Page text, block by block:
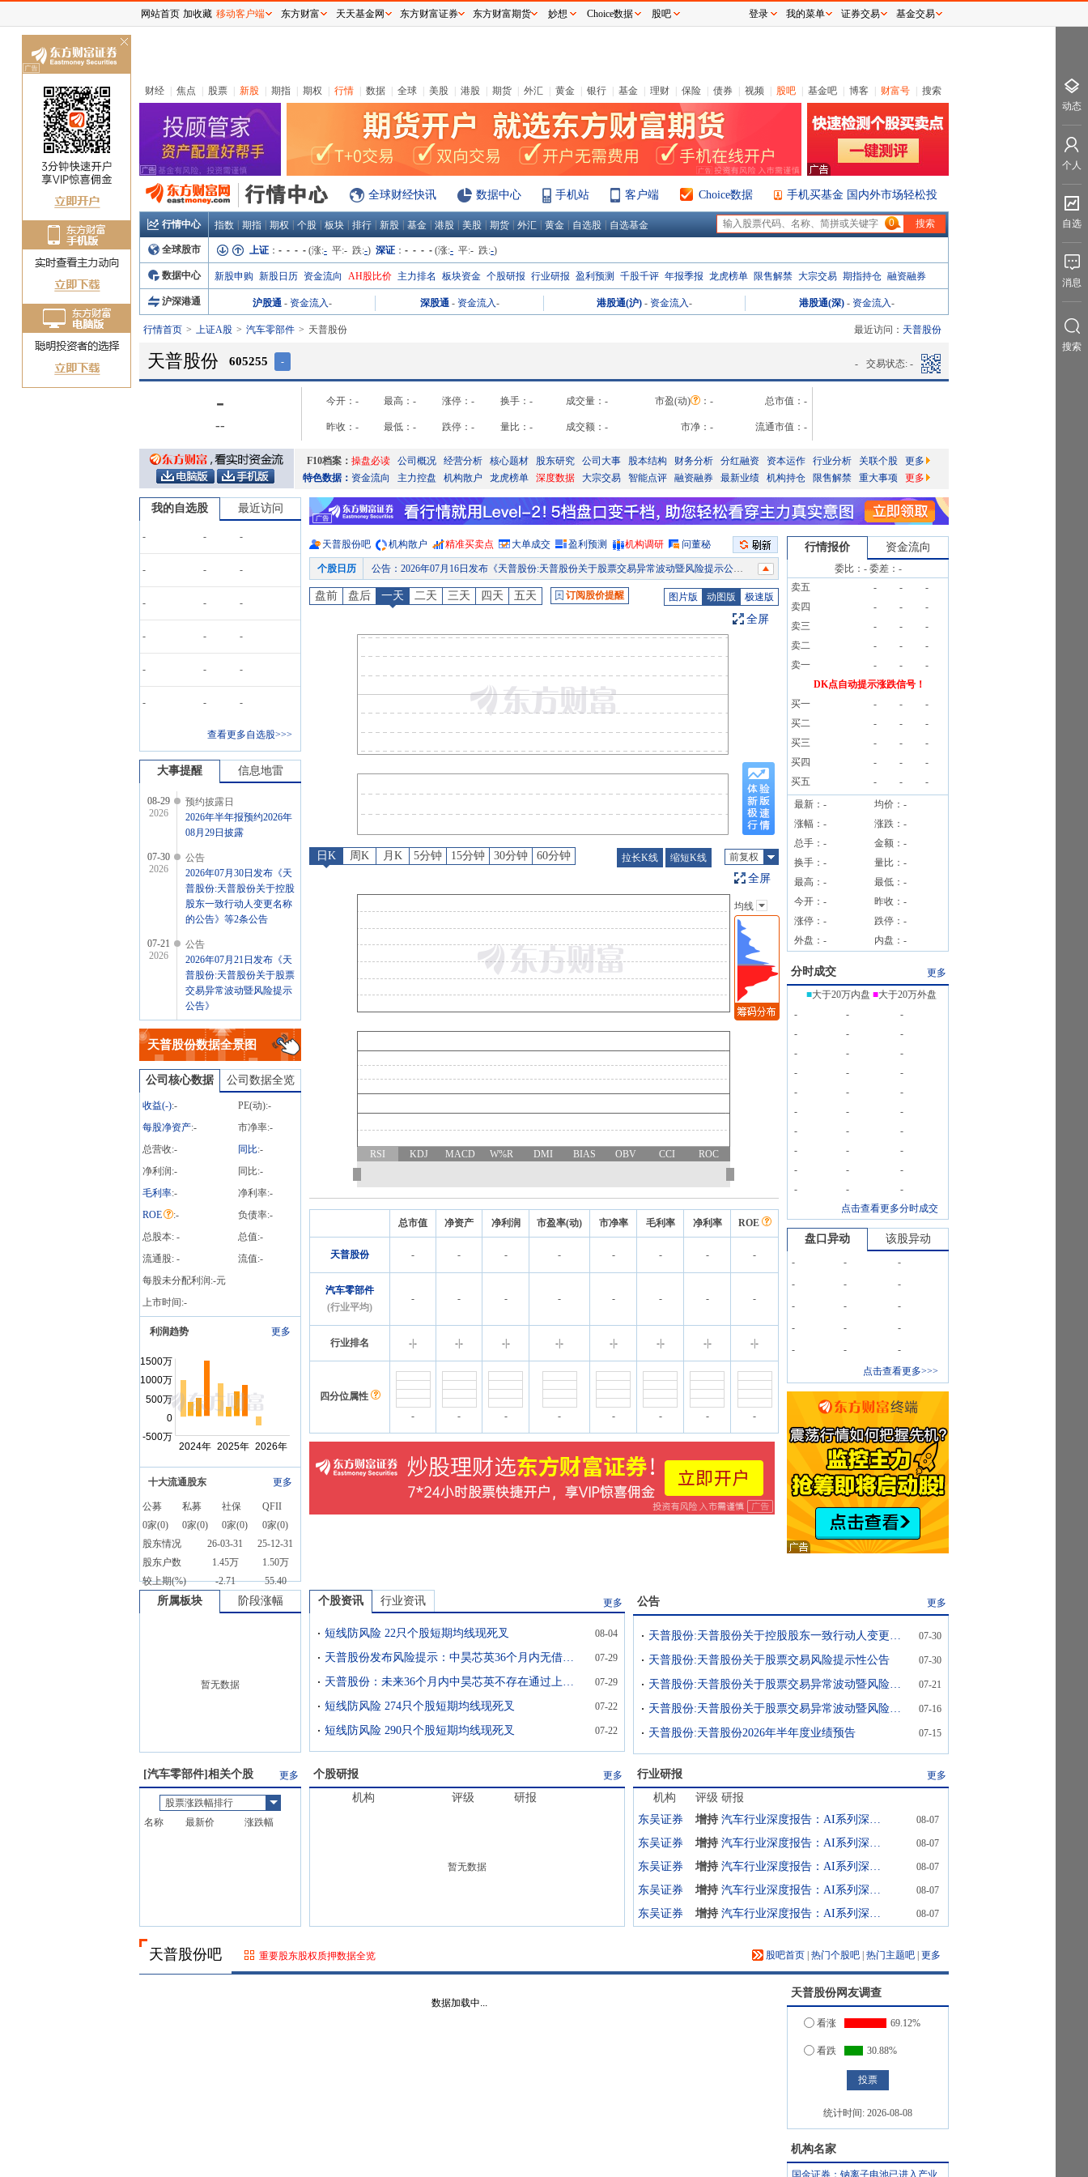
财经 焦点 股票 新股 期指 期权 行情 数据 全球 美股 港股 期货 外汇 黄金 银行 基金 理财 保险 债券 视频 股吧 基金吧 博客 财富号 搜索
全球财经快讯 数据中心 手机站 客户端 Choice数据 手机买基金 国内外市场轻松投
行情中心 指数 期指 期权 个股 板块 排行 新股 基金 港股 美股 期货 外汇 黄金 自选股 自选基金 0
全球股市 上证 ： - - - - (涨:- 平:- 跌:-) 深证 ： - - - - (涨:- 平:- 跌:-)
数据中心 新股申购 新股日历 资金流向 AH股比价 主力排名 板块资金 个股研报 行业研报 盈利预测 千股千评 年报季报 龙虎榜单 限售解禁 大宗交易 期指持仓 融资融券
沪深港通 沪股通 - 资金流入- 深股通 - 资金流入- 港股通(沪) - 资金流入- 港股通(深) - 资金流入-
行情首页 上证A股 汽车零部件 天普股份 最近访问： 天普股份
天普股份 605255 - - 交易状态: -
-
--
今开： - 最高： - 涨停： - 换手： - 成交量： - 市盈(动) ： - 总市值： -
昨收： - 最低： - 跌停： - 量比： - 成交额： - 市净： - 流通市值： -
F10档案： 操盘必读 公司概况 经营分析 核心题材 股东研究 公司大事 股本结构 财务分析 分红融资 资本运作 行业分析 关联个股
更多
特色数据： 资金流向 主力控盘 机构散户 龙虎榜单 深度数据 大宗交易 智能点评 融资融券 最新业绩 机构持仓 限售解禁 重大事项 更多
我的自选股 最近访问
- - -
- - -
- - -
- - -
- - -
- - -
查看更多自选股>>>
大事提醒 信息地雷
08-29
2026
预约披露日
2026年半年报预约2026年
08月29日披露
07-30
2026
公告
2026年07月30日发布《天
普股份:天普股份关于控股
股东一致行动人变更名称
的公告》等2条公告
07-21
2026
公告
2026年07月21日发布《天
普股份:天普股份关于股票
交易异常波动暨风险提示
公告》
07-20
2026
龙虎榜
2026年07月20日因“非S证
券连续三个交易日内收盘
价格跌幅偏离值累计达到
20%的证券”披露龙虎榜信
天普股份数据全景图
公司核心数据 公司数据全览
收益(-):- PE(动):-
每股净资产:- 市净率:-
总营收:- 同比:-
净利润:- 同比:-
毛利率:- 净利率:-
ROE
:- 负债率:-
总股本: - 总值:-
流通股: - 流值:-
每股未分配利润:-元
上市时间:-
利润趋势 更多
十大流通股东 更多
公募 私募 社保
QFII
0家(0) 0家(0) 0家(0) 0家(0)
股东情况
26-03-31
25-12-31
股东户数
1.45万
1.50万
较上期(%)
-2.71 55.40
天普股份吧 机构散户 精准买卖点 大单成交 盈利预测 机构调研 问董秘
个股日历 公告 ： 2026年07月16日发布《天普股份:天普股份关于股票交易异常波动暨风险提示公告》
龙虎榜：2026年07月15日因“非S证券连续三个交易日内收盘价格涨幅偏离值累计达到20%的证券”披露龙虎榜信息
：
业绩预告：2026年07月15日发布，2026年中报预告
公告：2026年07月01日发布《天普股份:天普股份关于股票交易异常波动暨风险提示公告》
预约披露日：2026年半年报预约2026年08月29日披露
公告：2026年07月30日发布《天普股份:天普股份关于控股股东一致行动人变更名称的公告》等2条公告
龙虎榜：2026年07月20日因“非S证券连续三个交易日内收盘价格跌幅偏离值累计达到20%的证券”披露龙虎榜信息
盘前 盘后 一天 二天 三天 四天 五天 订阅股价提醒 图片版 动图版 极速版
全屏
日K 周K 月K 5分钟 15分钟 30分钟 60分钟 拉长K线 缩短K线 前复权
全屏
主图指标
均线
EXPMA
SAR
BBI
RSI KDJ MACD W%R DMI BIAS OBV CCI ROC
均线
总市值 净资产 净利润 市盈率(动) 市净率 毛利率 净利率 ROE
天普股份 - - - - - - - -
汽车零部件
(行业平均)
- - - - - - - -
行业排名 -- -- -|- -- -|- -|- -|- --
四分位属性
-
- - - - - - -
行情报价 资金流向
委比： -委差： -
卖五
- -
-
卖四
- -
-
卖三
- -
-
卖二
- -
-
卖一
- -
-
DK点自动提示涨跌信号！
买一
- -
-
买二
- -
-
买三
- -
-
买四
- -
-
买五
- -
-
最新： - 均价： -
涨幅： - 涨跌： -
总手： - 金额： -
换手： - 量比： -
最高： - 最低： -
今开： - 昨收： -
涨停： - 跌停： -
外盘： - 内盘： -
分时成交
更多
■大于20万内盘 ■大于20万外盘
-
-
-
-
-
-
-
-
-
-
-
-
-
-
-
-
-
-
-
-
-
-
-
-
-
-
-
-
-
-
点击查看更多分时成交
盘口异动 该股异动
- -
-
-
-
-
-
-
-
-
-
-
-
-
-
点击查看更多>>>
所属板块 阶段涨幅
暂无数据
个股资讯 行业资讯 更多
短线防风险 22只个股短期均线现死叉 08-04
天普股份发布风险提示：中昊芯英36个月内无借壳公司上市计划 07-29
天普股份：未来36个月内中昊芯英不存在通过上市公司借壳上市的计划或安排 07-29
短线防风险 274只个股短期均线现死叉 07-22
短线防风险 290只个股短期均线现死叉 07-22
公告 更多
天普股份:天普股份关于控股股东一致行动人变更名称的公告 07-30
天普股份:天普股份关于股票交易风险提示性公告 07-30
天普股份:天普股份关于股票交易异常波动暨风险提示公告 07-21
天普股份:天普股份关于股票交易异常波动暨风险提示公告 07-16
天普股份:天普股份2026年半年度业绩预告 07-15
[汽车零部件]相关个股 更多
股票涨跌幅排行
名称
最新价 涨跌幅
个股研报 更多
机构 评级 研报
暂无数据
行业研报 更多
机构 评级 研报
东吴证券
增持 汽车行业深度报告：AI系列深度26期：云端基座模型如何在毫秒级车端跑起来 08-07
东吴证券 增持 汽车行业深度报告：AI系列深度25期：从模仿学习到强化学习的范式跃迁 08-07
东吴证券 增持 汽车行业深度报告：AI系列深度24期：世界模型作为“数据工厂” 08-07
东吴证券 增持 汽车行业深度报告：AI系列深度23期：智能驾驶的表征演进 08-07
东吴证券 增持 汽车行业深度报告：AI系列深度22期：智能驾驶VLA模型的架构范式与厂商路线 08-07
天普股份吧 重要股东股权质押数据全览 股吧首页 热门个股吧 热门主题吧 更多
天普股份网友调查
看涨 69.12%
看跌 30.88%
统计时间: 2026-08-08
机构名家
国金证券：钠离子电池已进入产业
网站首页 加收藏 移动客户端 东方财富 天天基金网 东方财富证券 东方财富期货 妙想 Choice数据 股吧 登录 我的菜单 证券交易 基金交易
动态
个人
自选
消息
搜索